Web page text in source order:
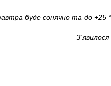
буде сонячно та до +25 °